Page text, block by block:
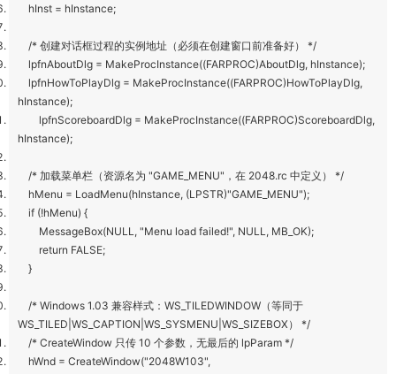
hInst = hInstance;
/* 创建对话框过程的实例地址（必须在创建窗口前准备好） */
lpfnAboutDlg = MakeProcInstance((FARPROC)AboutDlg, hInstance);
lpfnHowToPlayDlg = MakeProcInstance((FARPROC)HowToPlayDlg,
hInstance);
lpfnScoreboardDlg = MakeProcInstance((FARPROC)ScoreboardDlg,
hInstance);
/* 加载菜单栏（资源名为 "GAME_MENU"，在 2048.rc 中定义） */
hMenu = LoadMenu(hInstance, (LPSTR)"GAME_MENU");
if (!hMenu) {
MessageBox(NULL, "Menu load failed!", NULL, MB_OK);
return FALSE;
}
/* Windows 1.03 兼容样式：WS_TILEDWINDOW（等同于
WS_TILED|WS_CAPTION|WS_SYSMENU|WS_SIZEBOX） */
/* CreateWindow 只传 10 个参数，无最后的 lpParam */
hWnd = CreateWindow("2048W103",